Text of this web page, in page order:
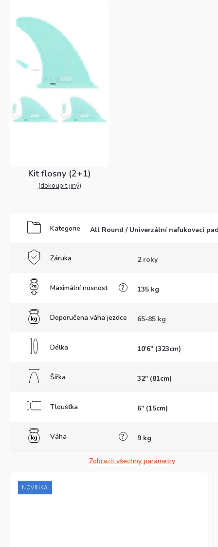
Kit flosny (2+1)
(dokoupit jiný)
Kategorie All Round / Univerzální nafukovací
Záruka 2 roky
?
Maximální nosnost 135 kg
Doporučena váha jezdce 65-85 kg
Délka 10'6'' (323cm)
Šířka 32" (81cm)
Tloušťka 6" (15cm)
?
Váha 9 kg
Zobrazit všechny parametry
NOVINKA